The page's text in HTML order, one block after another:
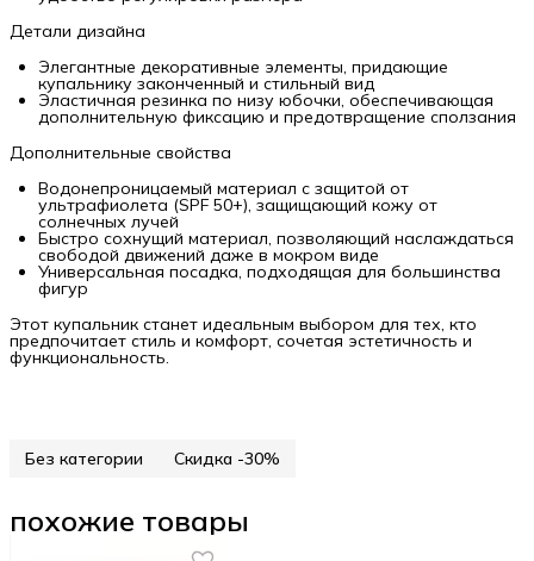
Детали дизайна
Элегантные декоративные элементы, придающие
купальнику законченный и стильный вид
Эластичная резинка по низу юбочки, обеспечивающая
дополнительную фиксацию и предотвращение сползания
Дополнительные свойства
Водонепроницаемый материал с защитой от
ультрафиолета (SPF 50+), защищающий кожу от
солнечных лучей
Быстро сохнущий материал, позволяющий наслаждаться
свободой движений даже в мокром виде
Универсальная посадка, подходящая для большинства
фигур
Этот купальник станет идеальным выбором для тех, кто
предпочитает стиль и комфорт, сочетая эстетичность и
функциональность.
Без категории Скидка -30%
похожие товары